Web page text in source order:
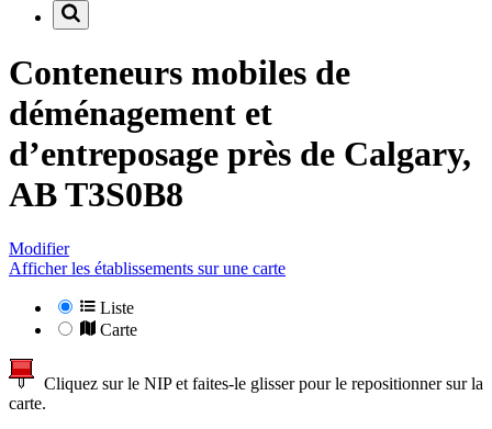
Conteneurs mobiles de
déménagement et
d’entreposage près de Calgary,
AB T3S0B8
Modifier
Afficher les établissements sur une carte
Liste
Carte
Cliquez sur le NIP et faites-le glisser pour le repositionner sur la
carte.